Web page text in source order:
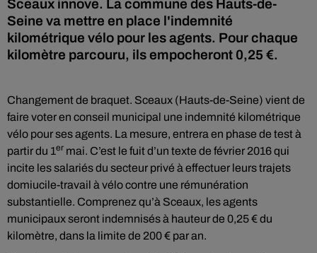
Sceaux innove. La commune des Hauts-de-
Seine va mettre en place l'indemnité
kilométrique vélo pour les agents. Pour chaque
kilomètre parcouru, ils empocheront 0,25 €.
Changement de braquet. Sceaux (Hauts-de-Seine) vient de
faire voter en conseil municipal une indemnité kilométrique
vélo pour ses agents. La mesure, entrera en phase de test à
partir du 1er mai. C’est le fuit d’un texte de février 2016 qui
incite les salariés du secteur privé à effectuer leurs trajets
domiucile-travail à vélo contre une rémunération
substantielle. Comprenez qu’à Sceaux, les agents
municipaux seront indemnisés à hauteur de 0,25 € du
kilomètre, dans la limite de 200 € par an.